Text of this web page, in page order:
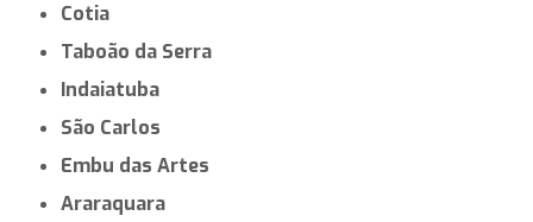
Cotia
Taboão da Serra
Indaiatuba
São Carlos
Embu das Artes
Araraquara